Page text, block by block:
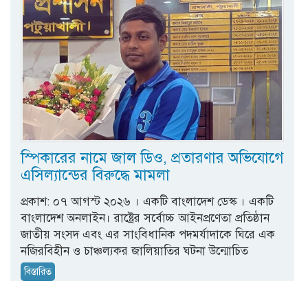
স্পিকারের নামে জাল ডিও, প্রতারণার অভিযোগে
এসিল্যান্ডের বিরুদ্ধে মামলা
প্রকাশ: ০৭ আগস্ট ২০২৬ । একটি বাংলাদেশ ডেস্ক । একটি
বাংলাদেশ অনলাইন। রাষ্ট্রের সর্বোচ্চ আইনপ্রণেতা প্রতিষ্ঠান
জাতীয় সংসদ এবং এর সাংবিধানিক পদমর্যাদাকে ঘিরে এক
নজিরবিহীন ও চাঞ্চল্যকর জালিয়াতির ঘটনা উন্মোচিত
বিস্তারিত